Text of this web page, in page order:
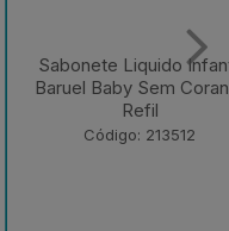
Sabonete Liquido Infantil
Baruel Baby Sem Corante
Código: 213512